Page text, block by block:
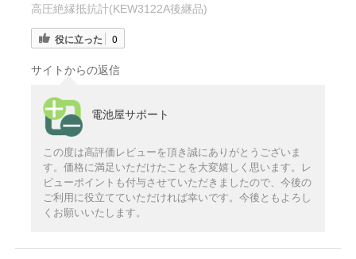
高圧絶縁抵抗計(KEW3122A後継品)
役に立った 0
サイトからの返信
電池屋サポート
この度は高評価レビューを頂き誠にありがとうございま
す。価格に満足いただけたことを大変嬉しく思います。レ
ビューポイントも付与させていただきましたので、今後の
ご利用に役立てていただければ幸いです。今後ともよろし
くお願いいたします。